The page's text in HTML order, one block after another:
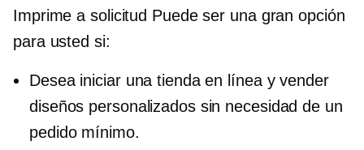
Imprime a solicitud Puede ser una gran opción
para usted si:
Desea iniciar una tienda en línea y vender
diseños personalizados sin necesidad de un
pedido mínimo.